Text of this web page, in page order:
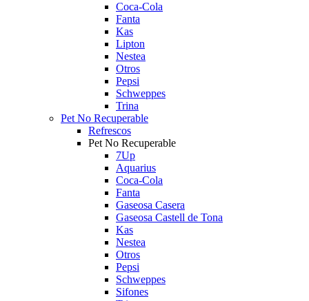
Coca-Cola
Fanta
Kas
Lipton
Nestea
Otros
Pepsi
Schweppes
Trina
Pet No Recuperable
Refrescos
Pet No Recuperable
7Up
Aquarius
Coca-Cola
Fanta
Gaseosa Casera
Gaseosa Castell de Tona
Kas
Nestea
Otros
Pepsi
Schweppes
Sifones